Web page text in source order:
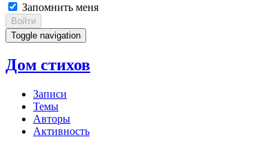
Запомнить меня
Войти
Toggle navigation
Дом стихов
Записи
Темы
Авторы
Активность